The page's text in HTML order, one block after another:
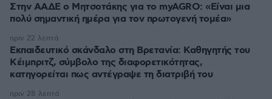
Στην ΑΑΔΕ ο Μητσοτάκης για το myAGRO: «Είναι μια
πολύ σημαντική ημέρα για τον πρωτογενή τομέα»
Εκπαιδευτικό σκάνδαλο στη Βρετανία: Καθηγητής του
Κέιμπριτζ, σύμβολο της διαφορετικότητας,
κατηγορείται πως αντέγραψε τη διατριβή του
πριν 22 λεπτά
πριν 28 λεπτά